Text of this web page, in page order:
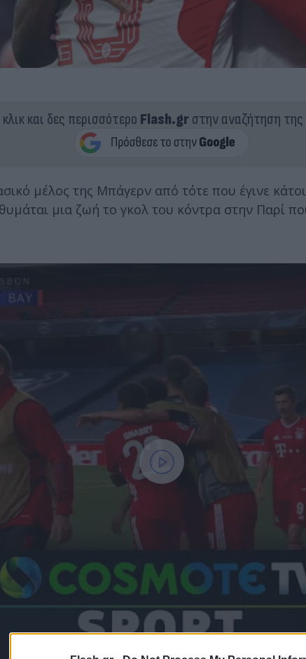
και δες περισσότερο Flash.grστην αναζήτηση της
μέλος της Μπάγερν από τότε που έγινε
θυμάται μια ζωή το γκολ του κόντρα στην Παρί